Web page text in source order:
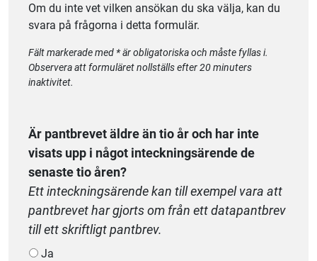
Om du inte vet vilken ansökan du ska välja, kan du
svara på frågorna i detta formulär.
Fält markerade med * är obligatoriska och måste fyllas i.
Observera att formuläret nollställs efter 20 minuters
inaktivitet.
Är pantbrevet äldre än tio år och har inte
visats upp i något inteckningsärende de
senaste tio åren?
Ett inteckningsärende kan till exempel vara att
pantbrevet har gjorts om från ett datapantbrev
till ett skriftligt pantbrev.
Ja